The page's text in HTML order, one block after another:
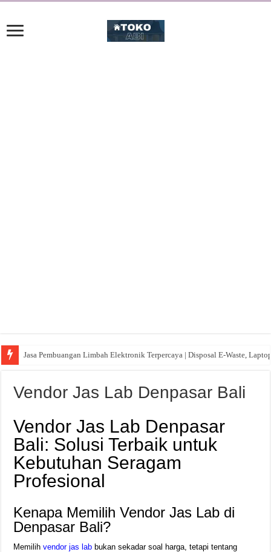
Jasa Pembuangan Limbah Elektronik Terpercaya | Disposal E-Waste,
Vendor Jas Lab Denpasar Bali
Vendor Jas Lab Denpasar
Bali: Solusi Terbaik untuk
Kebutuhan Seragam
Profesional
Kenapa Memilih Vendor Jas Lab di
Denpasar Bali?
Memilihvendor jas lab bukan sekadar soal harga, tetapi tentang